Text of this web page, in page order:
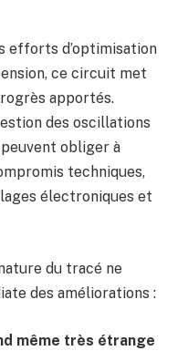
efforts d’optimisation
ce circuit met
apportés.
des oscillations
obliger à
techniques,
électroniques et
du tracé ne
des améliorations :
même très étrange